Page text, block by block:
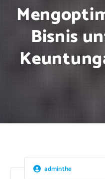
Bisnis
adminthe